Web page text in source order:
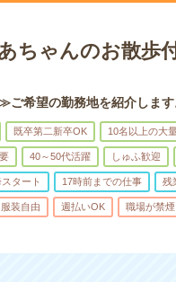
ちゃんのお散歩
希望の勤務地を紹介します
既卒第二新卒OK 10名以上の大
40～50代活躍 しゅふ歓迎
タート 17時前までの仕事 残
服装自由 週払いOK 職場が禁煙